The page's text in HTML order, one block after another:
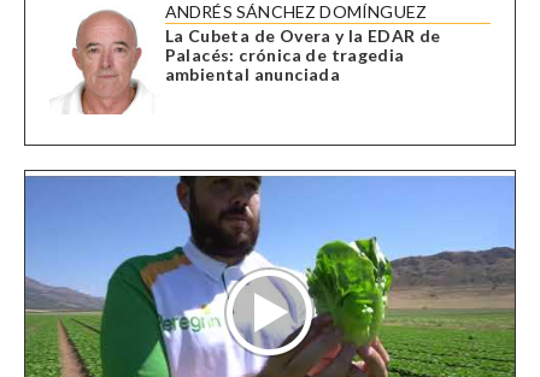
ANDRÉS SÁNCHEZ DOMÍNGUEZ
La Cubeta de Overa y la EDAR de
Palacés: crónica de tragedia
ambiental anunciada